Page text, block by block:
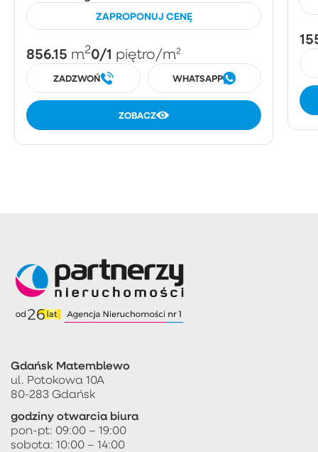
ZAPROPONUJ CENĘ
856.15 m20/1 piętro/m²
ZADZWOŃ WHATSAPP
ZOBACZ
Gdańsk Matemblewo
ul. Potokowa 10A
80-283 Gdańsk
godziny otwarcia biura
pon-pt: 09:00 – 19:00
sobota: 10:00 – 14:00